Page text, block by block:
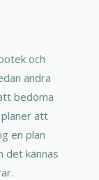
och
andra
bedöma
att
en plan
det kännas